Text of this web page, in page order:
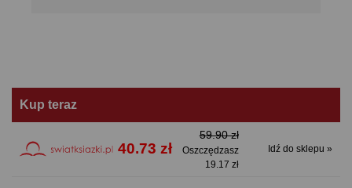
Kup teraz
40.73 zł
59.90 zł
Oszczędzasz
19.17 zł
Idź do sklepu »